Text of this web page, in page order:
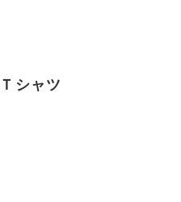
シャツ